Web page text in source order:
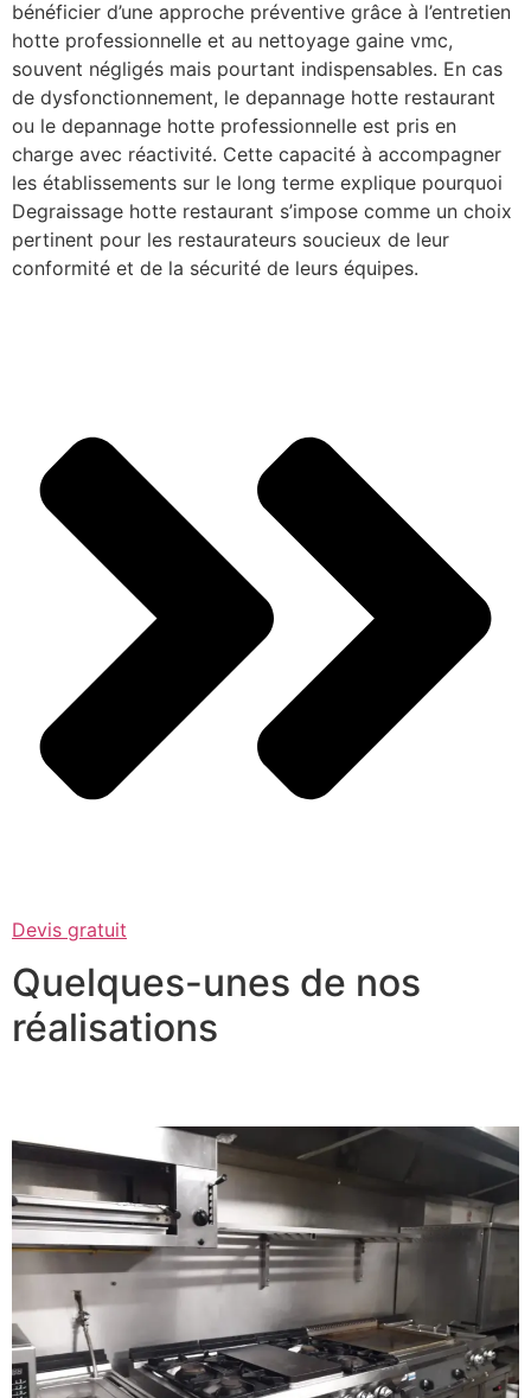
bénéficier d’une approche préventive grâce à l’entretien
hotte professionnelle et au nettoyage gaine vmc,
souvent négligés mais pourtant indispensables. En cas
de dysfonctionnement, le depannage hotte restaurant
ou le depannage hotte professionnelle est pris en
charge avec réactivité. Cette capacité à accompagner
les établissements sur le long terme explique pourquoi
Degraissage hotte restaurant s’impose comme un choix
pertinent pour les restaurateurs soucieux de leur
conformité et de la sécurité de leurs équipes.
Devis gratuit
Quelques-unes de nos
réalisations